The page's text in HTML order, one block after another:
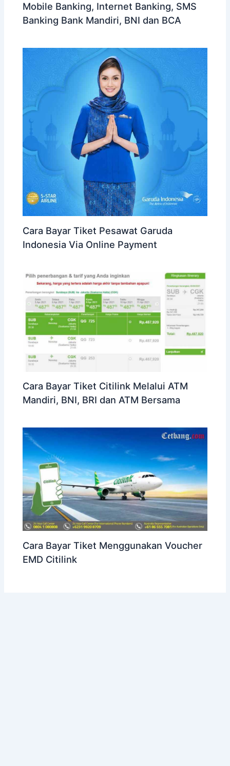
Mobile Banking, Internet Banking, SMS
Banking Bank Mandiri, BNI dan BCA
Cara Bayar Tiket Pesawat Garuda
Indonesia Via Online Payment
Cara Bayar Tiket Citilink Melalui ATM
Mandiri, BNI, BRI dan ATM Bersama
Cara Bayar Tiket Menggunakan Voucher
EMD Citilink